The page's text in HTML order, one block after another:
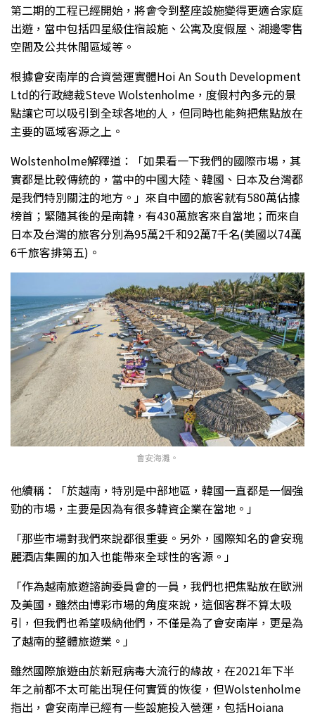
第二期的工程已經開始，將會令到整座設施變得更適合家庭
出遊，當中包括四星級住宿設施、公寓及度假屋、湖邊零售
空間及公共休閒區域等。
根據會安南岸的合資營運實體Hoi An South Development
Ltd的行政總裁Steve Wolstenholme，度假村內多元的景
點讓它可以吸引到全球各地的人，但同時也能夠把焦點放在
主要的區域客源之上。
Wolstenholme解釋道：「如果看一下我們的國際市場，其
實都是比較傳統的，當中的中國大陸、韓國、日本及台灣都
是我們特別關注的地方。」來自中國的旅客就有580萬佔據
榜首；緊隨其後的是南韓，有430萬旅客來自當地；而來自
日本及台灣的旅客分別為95萬2千和92萬7千名(美國以74萬
6千旅客排第五)。
會安海灘。
他續稱：「於越南，特別是中部地區，韓國一直都是一個強
勁的市場，主要是因為有很多韓資企業在當地。」
「那些市場對我們來說都很重要。另外，國際知名的會安瑰
麗酒店集團的加入也能帶來全球性的客源。」
「作為越南旅遊諮詢委員會的一員，我們也把焦點放在歐洲
及美國，雖然由博彩市場的角度來說，這個客群不算太吸
引，但我們也希望吸納他們，不僅是為了會安南岸，更是為
了越南的整體旅遊業。」
雖然國際旅遊由於新冠病毒大流行的緣故，在2021年下半
年之前都不太可能出現任何實質的恢復，但Wolstenholme
指出，會安南岸已經有一些設施投入營運，包括Hoiana